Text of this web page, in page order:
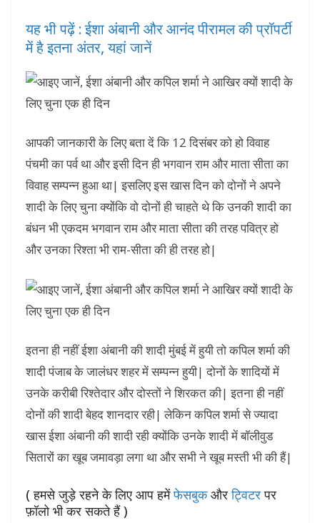
यह भी पढ़ें : ईशा अंबानी और आनंद पीरामल की प्रॉपर्टी
में है इतना अंतर, यहां जानें
आपकी जानकारी के लिए बता दें कि 12 दिसंबर को हो विवाह
पंचमी का पर्व था और इसी दिन ही भगवान राम और माता सीता का
विवाह सम्पन्न हुआ था| इसलिए इस खास दिन को दोनों ने अपने
शादी के लिए चुना क्योंकि वो दोनों ही चाहते थे कि उनकी शादी का
बंधन भी एकदम भगवान राम और माता सीता की तरह पवित्र हो
और उनका रिश्ता भी राम-सीता की ही तरह हो|
इतना ही नहीं ईशा अंबानी की शादी मुंबई में हुयी तो कपिल शर्मा की
शादी पंजाब के जालंधर शहर में सम्पन्न हुयी| दोनों के शादियों में
उनके करीबी रिश्तेदार और दोस्तों ने शिरकत की| इतना ही नहीं
दोनों की शादी बेहद शानदार रही| लेकिन कपिल शर्मा से ज्यादा
खास ईशा अंबानी की शादी रही क्योंकि उनके शादी में बॉलीवुड
सितारों का खूब जमावड़ा लगा था और सभी ने खूब मस्ती भी की हैं|
( हमसे जुड़े रहने के लिए आप हमेंफेसबुकऔरट्विटरपर
फ़ॉलो भी कर सकते हैं )